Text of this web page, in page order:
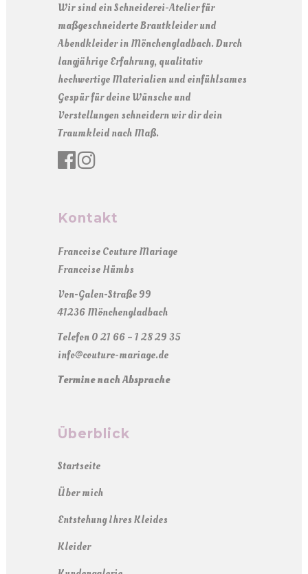
Wir sind ein Schneiderei-Atelier für
maßgeschneiderte Brautkleider und
Abendkleider in Mönchengladbach. Durch
langjährige Erfahrung, qualitativ
hochwertige Materialien und einfühlsames
Gespür für deine Wünsche und
Vorstellungen schneidern wir dir dein
Traumkleid nach Maß.
Kontakt
Francoise Couture Mariage
Francoise Hümbs
Von-Galen-Straße 99
41236 Mönchengladbach
Telefon 0 21 66 – 1 28 29 35
info@couture-mariage.de
Termine nach Absprache
Überblick
Startseite
Über mich
Entstehung Ihres Kleides
Kleider